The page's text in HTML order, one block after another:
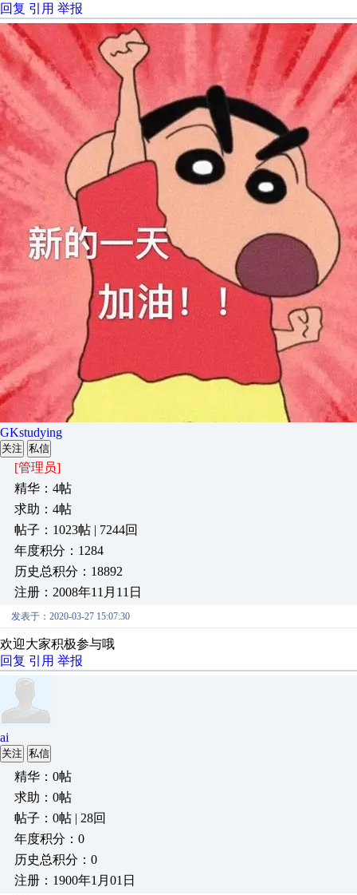
回复 引用 举报
GKstudying
关注 私信
[管理员]
精华：4帖
求助：4帖
帖子：1023帖 | 7244回
年度积分：1284
历史总积分：18892
注册：2008年11月11日
发表于：2020-03-27 15:07:30
欢迎大家积极参与哦
回复 引用 举报
ai
关注 私信
精华：0帖
求助：0帖
帖子：0帖 | 28回
年度积分：0
历史总积分：0
注册：1900年1月01日